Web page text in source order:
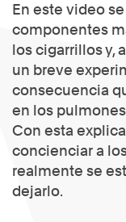
En este video
componentes
los cigarrillos y,
un breve
consecuencia
en los
Con esta
concienciar a
realmente se
dejarlo.